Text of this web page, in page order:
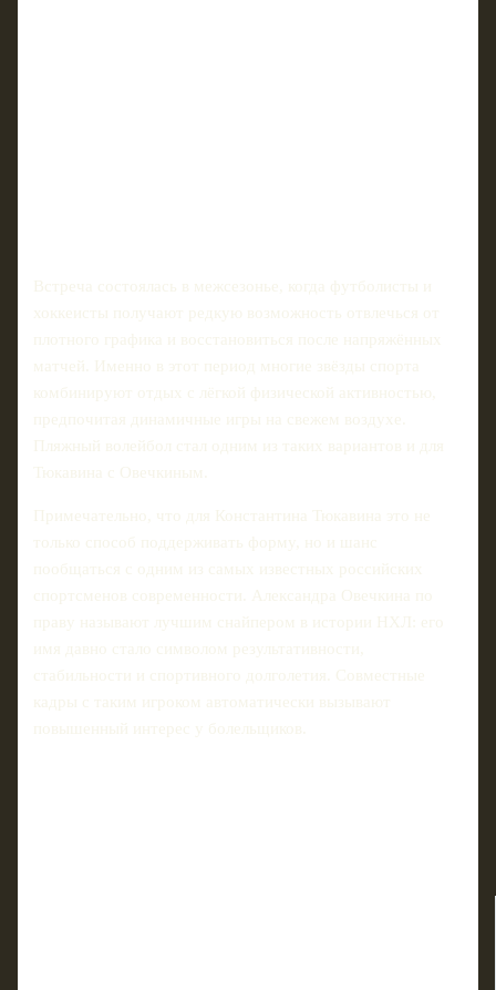
Встреча состоялась в межсезонье, когда футболисты и
хоккеисты получают редкую возможность отвлечься от
плотного графика и восстановиться после напряжённых
матчей. Именно в этот период многие звёзды спорта
комбинируют отдых с лёгкой физической активностью,
предпочитая динамичные игры на свежем воздухе.
Пляжный волейбол стал одним из таких вариантов и для
Тюкавина с Овечкиным.
Примечательно, что для Константина Тюкавина это не
только способ поддерживать форму, но и шанс
пообщаться с одним из самых известных российских
спортсменов современности. Александра Овечкина по
праву называют лучшим снайпером в истории НХЛ: его
имя давно стало символом результативности,
стабильности и спортивного долголетия. Совместные
кадры с таким игроком автоматически вызывают
повышенный интерес у болельщиков.